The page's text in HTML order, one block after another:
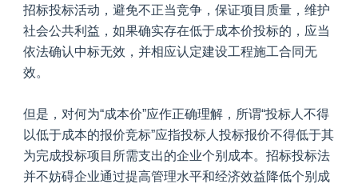
招标投标活动，避免不正当竞争，保证项目质量，维护
社会公共利益，如果确实存在低于成本价投标的，应当
依法确认中标无效，并相应认定建设工程施工合同无
效。
但是，对何为“成本价”应作正确理解，所谓“投标人不得
以低于成本的报价竞标”应指投标人投标报价不得低于其
为完成投标项目所需支出的企业个别成本。招标投标法
并不妨碍企业通过提高管理水平和经济效益降低个别成